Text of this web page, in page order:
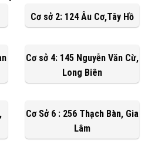
Cơ sở 2: 124 Âu Cơ,Tây Hồ
Cơ sở 4: 145 Nguyễn Văn Cừ,
Long Biên
Cơ Sở 6 : 256 Thạch Bàn, Gia
Lâm